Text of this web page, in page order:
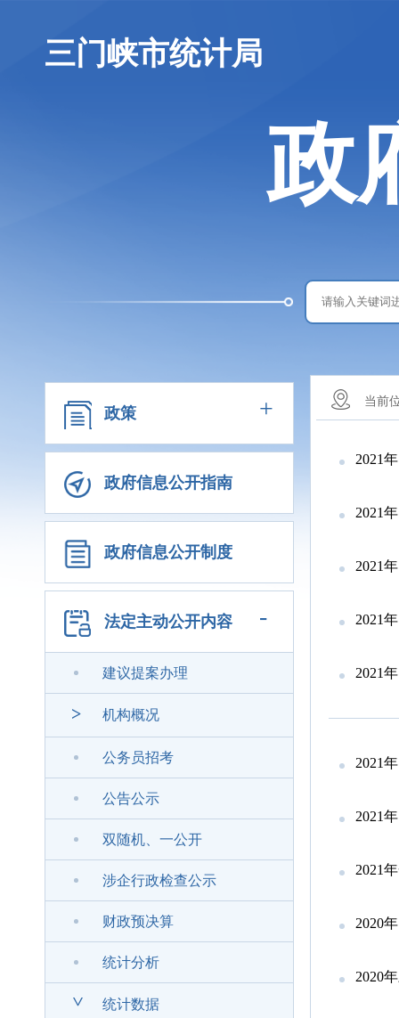
三门峡市统计局
政
政策 +
政府信息公开指南
政府信息公开制度
法定主动公开内容 -
建议提案办理
> 机构概况
公务员招考
公告公示
双随机、一公开
涉企行政检查公示
财政预决算
统计分析
> 统计数据
当前
2021
2021
2021
2021
2021
2021
2021
2021
2020
2020